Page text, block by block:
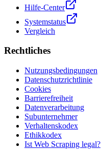
Hilfe-Center
Systemstatus
Vergleich
Rechtliches
Nutzungsbedingungen
Datenschutzrichtlinie
Cookies
Barrierefreiheit
Datenverarbeitung
Subunternehmer
Verhaltenskodex
Ethikkodex
Ist Web Scraping legal?